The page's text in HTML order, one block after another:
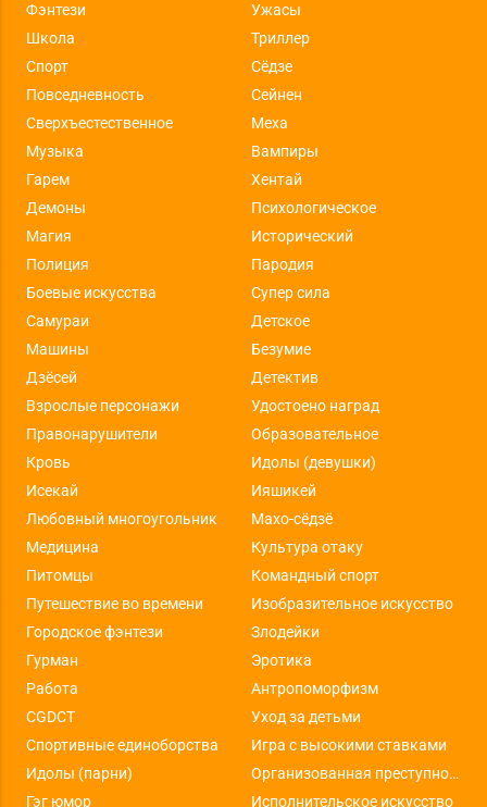
Фэнтези
Ужасы
Школа
Триллер
Спорт
Сёдзе
Повседневность
Сейнен
Сверхъестественное
Меха
Музыка
Вампиры
Гарем
Хентай
Демоны
Психологическое
Магия
Исторический
Полиция
Пародия
Боевые искусства
Супер сила
Самураи
Детское
Машины
Безумие
Дзёсей
Детектив
Взрослые персонажи
Удостоено наград
Правонарушители
Образовательное
Кровь
Идолы (девушки)
Исекай
Ияшикей
Любовный многоугольник
Махо-сёдзё
Медицина
Культура отаку
Питомцы
Командный спорт
Путешествие во времени
Изобразительное искусство
Городское фэнтези
Злодейки
Гурман
Эротика
Работа
Антропоморфизм
CGDCT
Уход за детьми
Спортивные единоборства
Игра с высокими ставками
Идолы (парни)
Организованная преступность
Гэг юмор
Исполнительское искусство